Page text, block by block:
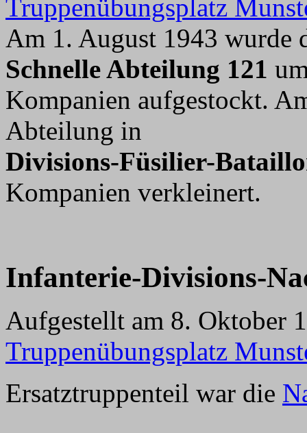
Truppenübungsplatz
Am 1. August 1943 wurde
Schnelle Abteilung 121
Kompanien aufgestockt.
Abteilung in
Divisions-Füsilier-
Kompanien verkleinert.
Infanterie-Divisions-
Aufgestellt am 8. Oktober
Truppenübungsplatz
Ersatztruppenteil war die